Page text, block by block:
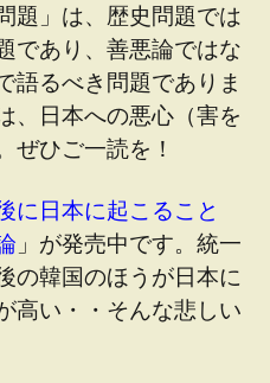
題」は、歴史問題では
であり、善悪論ではな
語るべき問題でありま
、日本への悪心（害を
ぜひご一読を！
に日本に起こること
」が発売中です。統一
の韓国のほうが日本に
高い・・そんな悲しい